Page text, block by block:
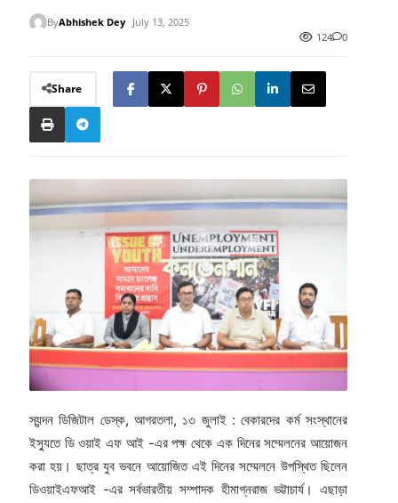
ByAbhishek Dey
July 13, 2025
124
0
Share
স্যন্দন ডিজিটাল ডেস্ক, আগরতলা, ১৩ জুলাই : বেকারদের কর্ম সংস্থানের
ইস্যুতে ডি ওয়াই এফ আই -এর পক্ষ থেকে এক দিনের সম্মেলনের আয়োজন
করা হয়। ছাত্র যুব ভবনে আয়োজিত এই দিনের সম্মেলনে উপস্থিত ছিলেন
ডিওয়াইএফআই -এর সর্বভারতীয় সম্পাদক হীমাগ্নরাজ ভট্টাচার্য। এছাড়া